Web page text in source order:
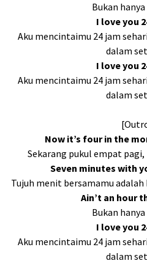
Bukan
I love you
Aku mencintaimu 24 jam
dalam
I love you
Aku mencintaimu 24 jam
dalam
Now it’s four in the
Sekarang pukul empat
Seven minutes with
Tujuh menit bersamamu adalah
Ain’t an hour
Bukan
I love you
Aku mencintaimu 24 jam
dalam